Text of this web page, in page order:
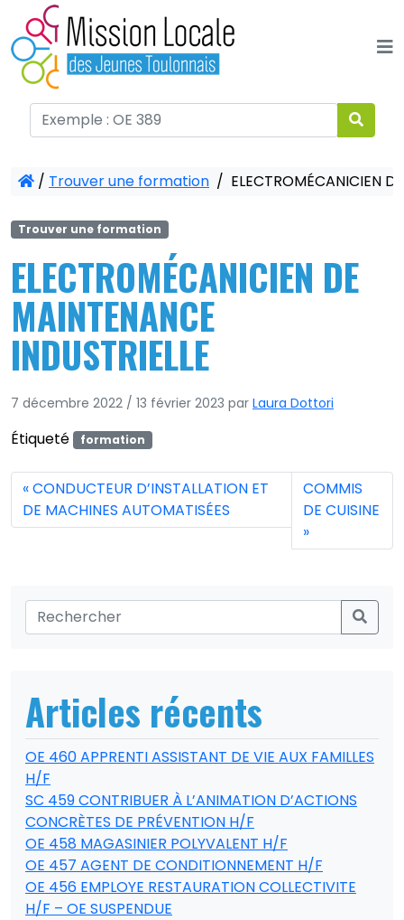
/ Trouver une formation / ELECTROMÉCANICIEN
Trouver une formation
ELECTROMÉCANICIEN DE
MAINTENANCE
INDUSTRIELLE
7 décembre 2022 / 13 février 2023 par Laura Dottori
Étiqueté formation
CONDUCTEUR D’INSTALLATION ET
DE MACHINES AUTOMATISÉES
COMMIS
DE CUISINE
Articles récents
OE 460 APPRENTI ASSISTANT DE VIE AUX FAMILLES
H/F
SC 459 CONTRIBUER À L’ANIMATION D’ACTIONS
CONCRÈTES DE PRÉVENTION H/F
OE 458 MAGASINIER POLYVALENT H/F
OE 457 AGENT DE CONDITIONNEMENT H/F
OE 456 EMPLOYE RESTAURATION COLLECTIVITE
H/F – OE SUSPENDUE
Panneau de gestion des cookies